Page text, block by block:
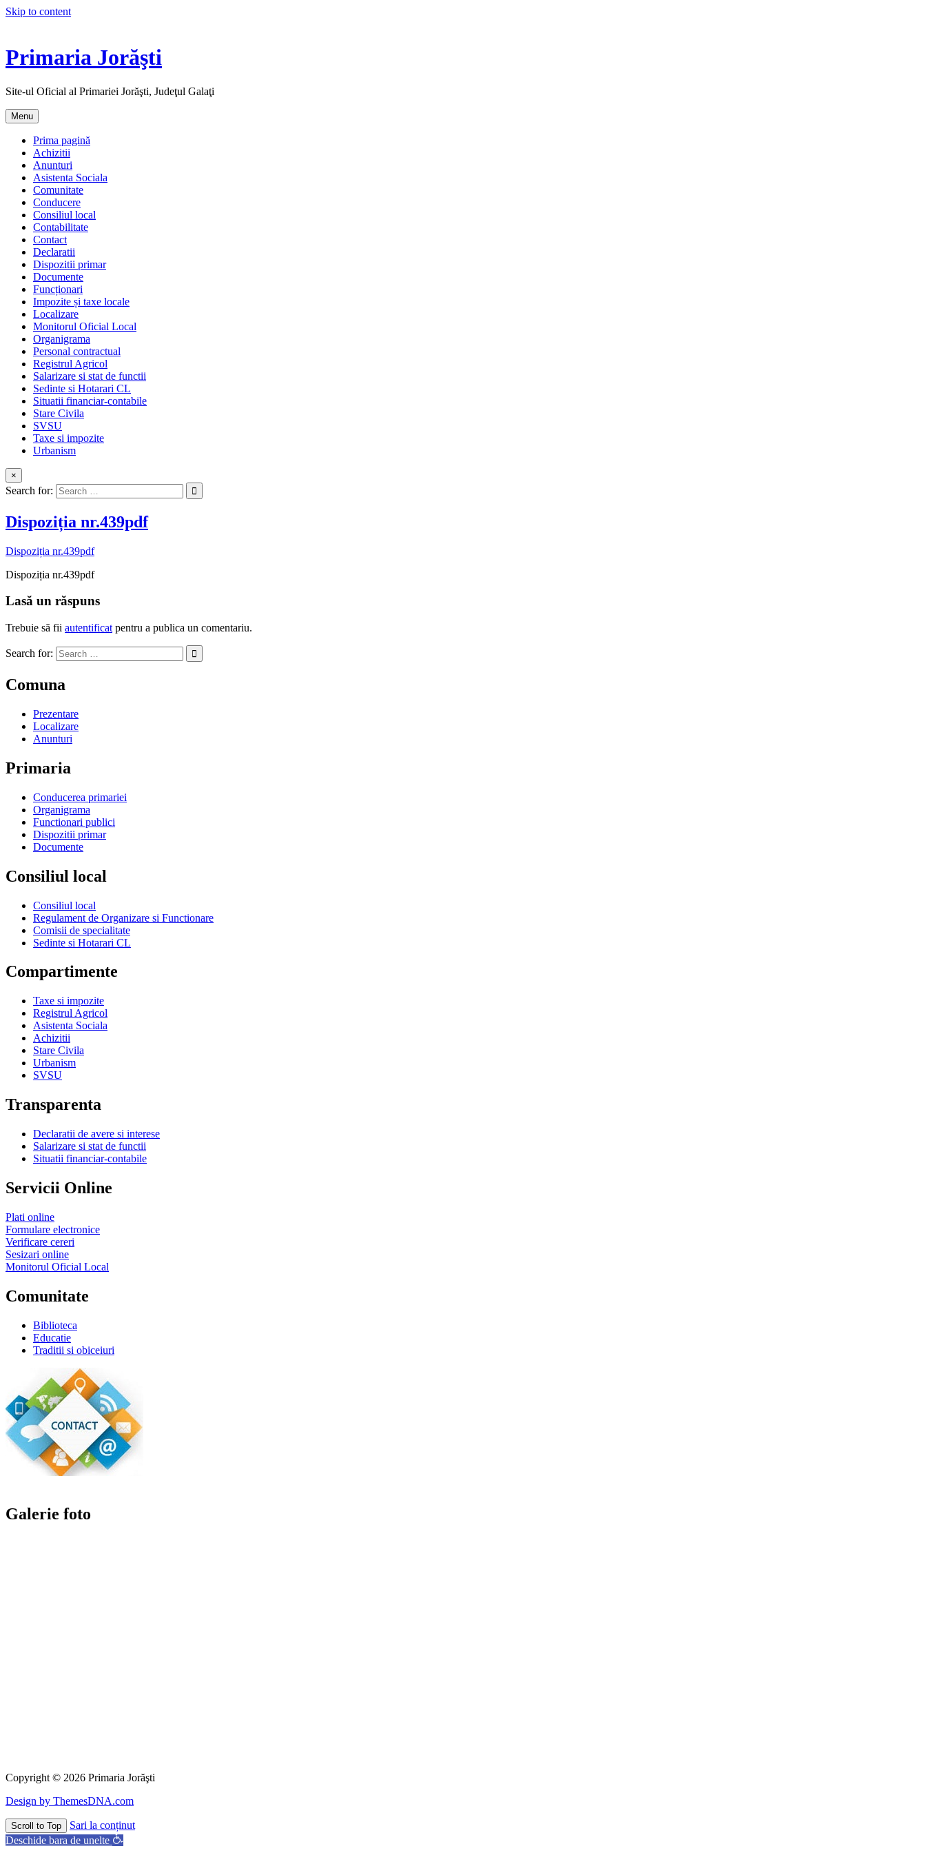
Skip to content
Primaria Jorăşti
Site-ul Oficial al Primariei Jorăşti, Judeţul Galaţi
Menu
Prima pagină
Achizitii
Anunturi
Asistenta Sociala
Comunitate
Conducere
Consiliul local
Contabilitate
Contact
Declaratii
Dispozitii primar
Documente
Funcționari
Impozite și taxe locale
Localizare
Monitorul Oficial Local
Organigrama
Personal contractual
Registrul Agricol
Salarizare si stat de functii
Sedinte si Hotarari CL
Situatii financiar-contabile
Stare Civila
SVSU
Taxe si impozite
Urbanism
×
Search for:
Dispoziția nr.439pdf
Dispoziția nr.439pdf
Dispoziția nr.439pdf
Lasă un răspuns
Trebuie să fii autentificat pentru a publica un comentariu.
Search for:
Comuna
Prezentare
Localizare
Anunturi
Primaria
Conducerea primariei
Organigrama
Functionari publici
Dispozitii primar
Documente
Consiliul local
Consiliul local
Regulament de Organizare si Functionare
Comisii de specialitate
Sedinte si Hotarari CL
Compartimente
Taxe si impozite
Registrul Agricol
Asistenta Sociala
Achizitii
Stare Civila
Urbanism
SVSU
Transparenta
Declaratii de avere si interese
Salarizare si stat de functii
Situatii financiar-contabile
Servicii Online
Plati online
Formulare electronice
Verificare cereri
Sesizari online
Monitorul Oficial Local
Comunitate
Biblioteca
Educatie
Traditii si obiceiuri
Galerie foto
Copyright © 2026 Primaria Jorăşti
Design by ThemesDNA.com
Scroll to Top
Sari la conținut
Deschide bara de unelte